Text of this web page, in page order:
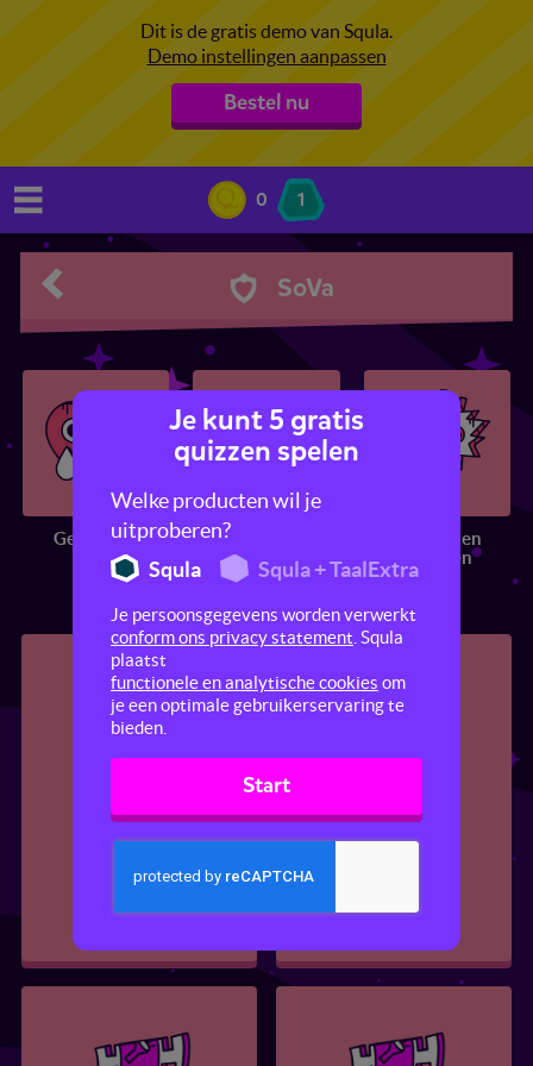
Dit is de gratis demo van Squla.
Demo instellingen aanpassen
Bestel nu
0 1
SoVa
Gevoelens Pesten en plagen
Normen en
waarden
Gevoelens Yoga - de boom
Je kunt 5 gratis
quizzen spelen
Welke producten wil je
uitproberen?
Squla
Squla + TaalExtra
Je persoonsgegevens worden verwerkt
conform ons privacy statement . Squla
plaatst
functionele en analytische cookies om
je een optimale gebruikerservaring te
bieden.
Start